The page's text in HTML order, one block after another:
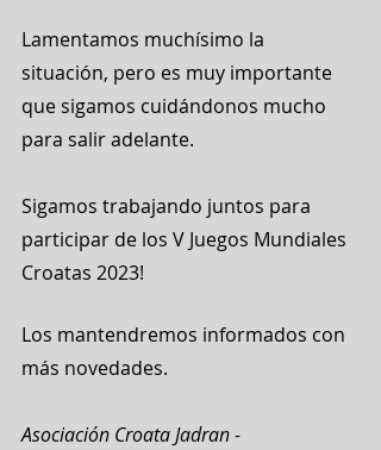
Lamentamos muchísimo la
situación, pero es muy importante
que sigamos cuidándonos mucho
para salir adelante.
Sigamos trabajando juntos para
participar de los V Juegos Mundiales
Croatas 2023!
Los mantendremos informados con
más novedades.
Asociación Croata Jadran -